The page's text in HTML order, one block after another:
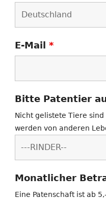
E-Mail *
Bitte Patentier
Nicht gelistete Tiere
werden von anderen
Monatlicher
Eine Patenschaft ist ab